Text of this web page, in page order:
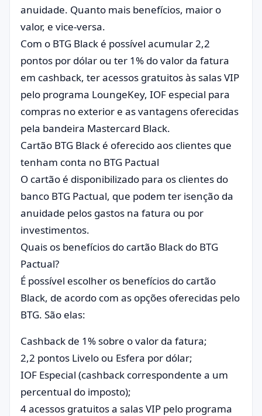
anuidade. Quanto mais benefícios, maior o
valor, e vice-versa.
Com o BTG Black é possível acumular 2,2
pontos por dólar ou ter 1% do valor da fatura
em cashback, ter acessos gratuitos às salas VIP
pelo programa LoungeKey, IOF especial para
compras no exterior e as vantagens oferecidas
pela bandeira Mastercard Black.
Cartão BTG Black é oferecido aos clientes que
tenham conta no BTG Pactual
O cartão é disponibilizado para os clientes do
banco BTG Pactual, que podem ter isenção da
anuidade pelos gastos na fatura ou por
investimentos.
Quais os benefícios do cartão Black do BTG
Pactual?
É possível escolher os benefícios do cartão
Black, de acordo com as opções oferecidas pelo
BTG. São elas:
Cashback de 1% sobre o valor da fatura;
2,2 pontos Livelo ou Esfera por dólar;
IOF Especial (cashback correspondente a um
percentual do imposto);
4 acessos gratuitos a salas VIP pelo programa